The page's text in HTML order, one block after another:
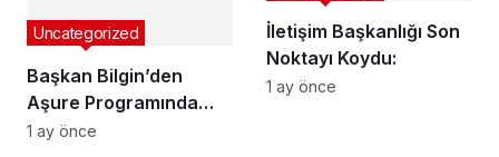
Başkan Bilgin’den
Aşure Programında
Birlik ve Beraberlik
Uncategorized
1 ay önce
İletişim Başkanlığı Son
Noktayı Koydu:
1 ay önce